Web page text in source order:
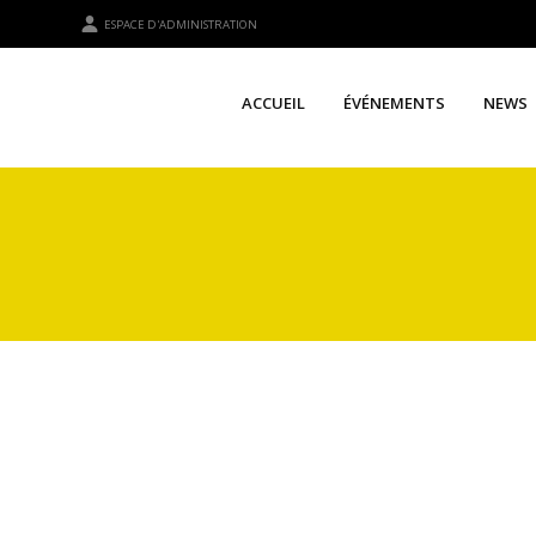
ESPACE D'ADMINISTRATION
ACCUEIL ÉVÉNEMENTS NEWS